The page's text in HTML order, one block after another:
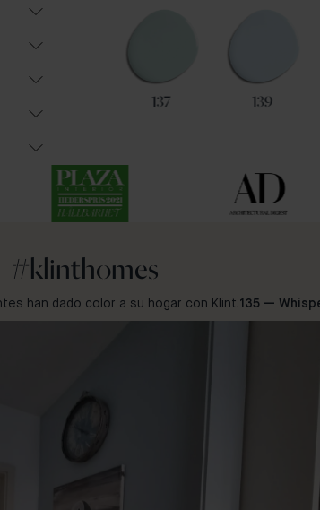
137 139
#klinthomes
han dado color a su hogar con Klint.135 —